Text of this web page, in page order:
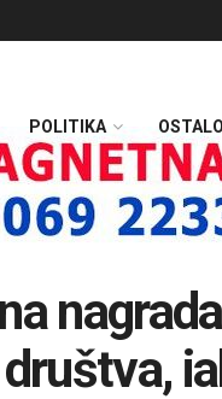
POLITIKA OSTALO
nagrada